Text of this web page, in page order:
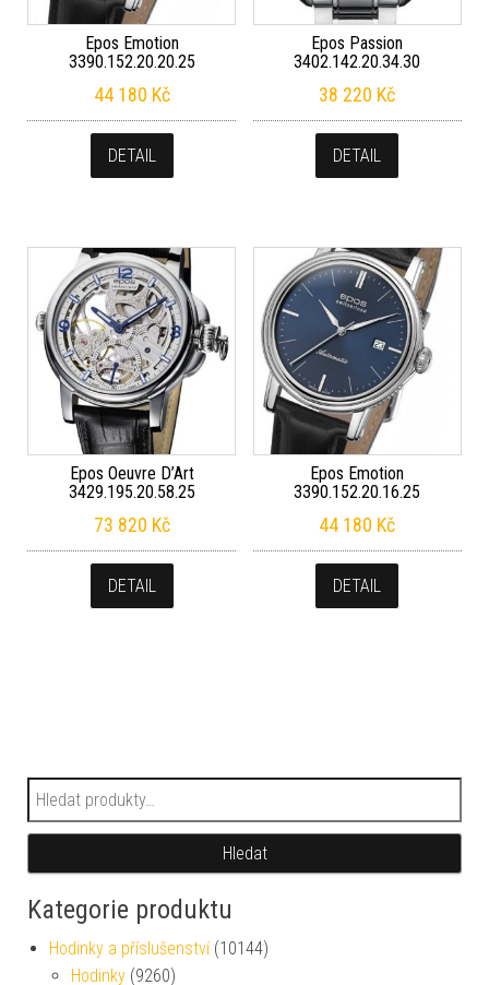
Epos Emotion
3390.152.20.20.25
44 180 Kč
DETAIL
Epos Passion
3402.142.20.34.30
38 220 Kč
DETAIL
Epos Oeuvre D’Art
3429.195.20.58.25
73 820 Kč
DETAIL
Epos Emotion
3390.152.20.16.25
44 180 Kč
DETAIL
Hledat:
Hledat
Kategorie produktu
Hodinky a příslušenství (10144)
Hodinky (9260)